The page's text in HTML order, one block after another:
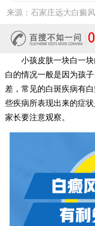
来源：石家庄远大白癜
小孩皮肤一块白一块
白的情况一般是因为孩
差，常见的白斑疾病有
些疾病所表现出来的症
家长要注意观察。